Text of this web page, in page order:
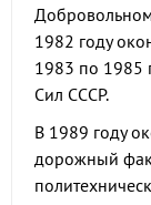
1982 году
1983 по 1985
Сил СССР.
В 1989 году
дорожный